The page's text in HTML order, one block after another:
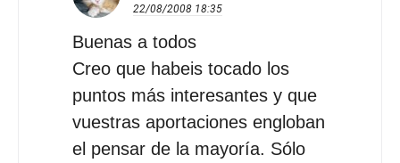
22/08/2008 18:35
Buenas a todos
Creo que habeis tocado los
puntos más interesantes y que
vuestras aportaciones engloban
el pensar de la mayoría. Sólo